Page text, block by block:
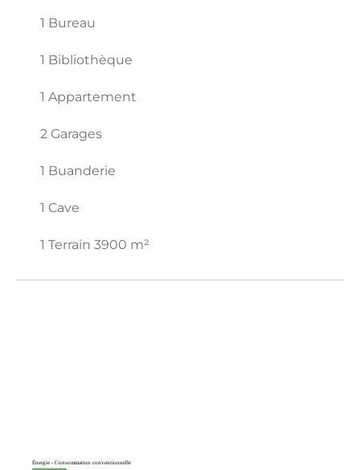
1 Bureau
1 Bibliothèque
1 Appartement
2 Garages
1 Buanderie
1 Cave
1 Terrain 3900 m²
Énergie - Consommation conventionnelle